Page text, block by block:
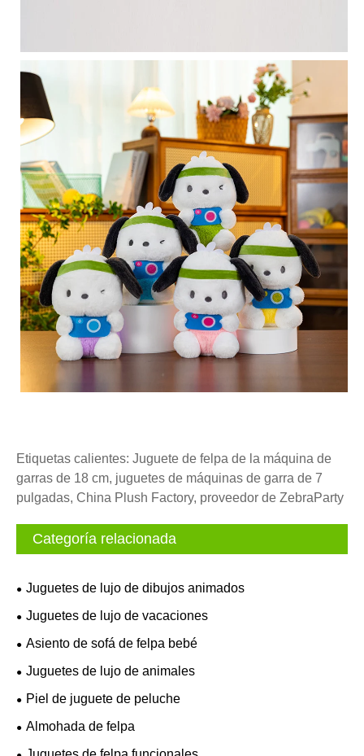
Etiquetas calientes: Juguete de felpa de la máquina de
garras de 18 cm, juguetes de máquinas de garra de 7
pulgadas, China Plush Factory, proveedor de ZebraParty
Categoría relacionada
Juguetes de lujo de dibujos animados
Juguetes de lujo de vacaciones
Asiento de sofá de felpa bebé
Juguetes de lujo de animales
Piel de juguete de peluche
Almohada de felpa